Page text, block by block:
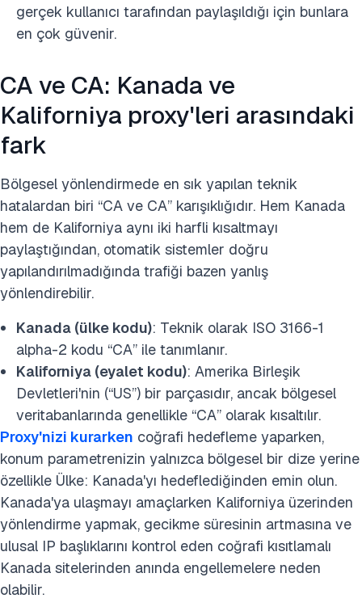
gerçek kullanıcı tarafından paylaşıldığı için bunlara
en çok güvenir.
CA ve CA: Kanada ve
Kaliforniya proxy'leri arasındaki
fark
Bölgesel yönlendirmede en sık yapılan teknik
hatalardan biri “CA ve CA” karışıklığıdır. Hem Kanada
hem de Kaliforniya aynı iki harfli kısaltmayı
paylaştığından, otomatik sistemler doğru
yapılandırılmadığında trafiği bazen yanlış
yönlendirebilir.
Kanada (ülke kodu): Teknik olarak ISO 3166-1
alpha-2 kodu “CA” ile tanımlanır.
Kaliforniya (eyalet kodu): Amerika Birleşik
Devletleri'nin (“US”) bir parçasıdır, ancak bölgesel
veritabanlarında genellikle “CA” olarak kısaltılır.
Proxy'nizi kurarken coğrafi hedefleme yaparken,
konum parametrenizin yalnızca bölgesel bir dize yerine
özellikle Ülke: Kanada'yı hedeflediğinden emin olun.
Kanada'ya ulaşmayı amaçlarken Kaliforniya üzerinden
yönlendirme yapmak, gecikme süresinin artmasına ve
ulusal IP başlıklarını kontrol eden coğrafi kısıtlamalı
Kanada sitelerinden anında engellemelere neden
olabilir.